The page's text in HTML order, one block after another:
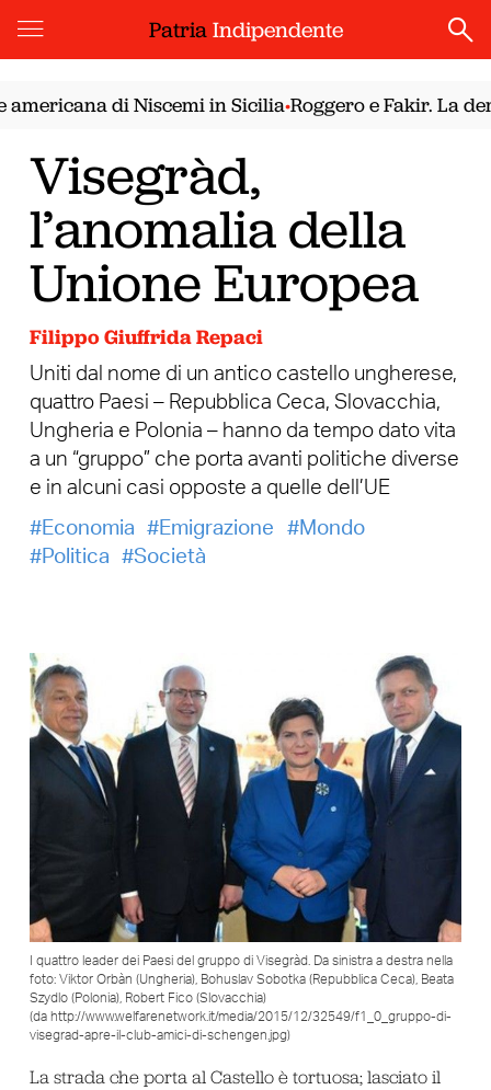
PatriaIndipendente
di Niscemi in Sicilia•Roggero e Fakir. La
Visegràd,
l’anomalia della
Unione Europea
Filippo Giuffrida Repaci
Uniti dal nome di un antico castello ungherese,
quattro Paesi – Repubblica Ceca, Slovacchia,
Ungheria e Polonia – hanno da tempo dato vita
a un “gruppo” che porta avanti politiche diverse
e in alcuni casi opposte a quelle dell’UE
Economia
Emigrazione
Mondo
Politica
Società
I quattro leader dei Paesi del gruppo di Visegràd. Da sinistra a destra nella
foto: Viktor Orbàn (Ungheria), Bohuslav Sobotka (Repubblica Ceca), Beata
Szydlo (Polonia), Robert Fico (Slovacchia)
(da http://www.welfarenetwork.it/media/2015/12/32549/f1_0_gruppo-di-
visegrad-apre-il-club-amici-di-schengen.jpg)
La strada che porta al Castello è tortuosa; lasciato il